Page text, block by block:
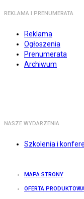
REKLAMA I PRENUMERATA
Reklama
Ogłoszenia
Prenumerata
Archiwum
NASZE WYDARZENIA
Szkolenia i
MAPA STRONY
OFERTA